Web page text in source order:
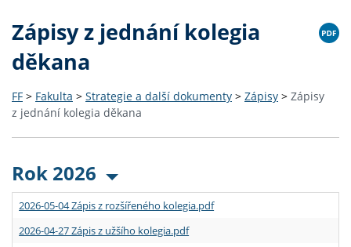
Zápisy z jednání kolegia
děkana
FF > Fakulta > Strategie a další dokumenty > Zápisy > Zápisy
z jednání kolegia děkana
Rok 2026
2026-05-04 Zápis z rozšířeného kolegia.pdf
2026-04-27 Zápis z užšího kolegia.pdf